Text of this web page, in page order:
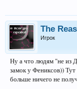
The
Игрок
Ну а что людям "не из
замок у Фениксов))
больше ничего не